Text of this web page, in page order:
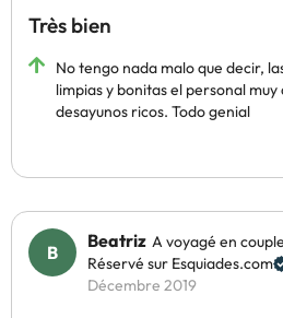
Très bien
No tengo nada malo que decir,
limpias y bonitas el personal
desayunos ricos. Todo genial
Beatriz A voyagé en couple
Réservé sur Esquiades.com
Décembre 2019